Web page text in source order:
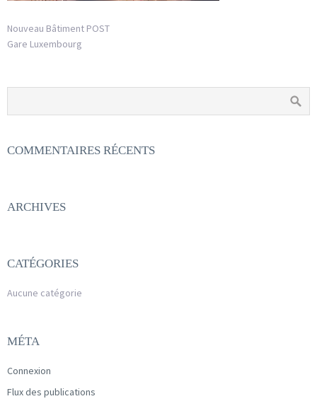
Nouveau Bâtiment POST
Gare Luxembourg
COMMENTAIRES RÉCENTS
ARCHIVES
CATÉGORIES
Aucune catégorie
MÉTA
Connexion
Flux des publications